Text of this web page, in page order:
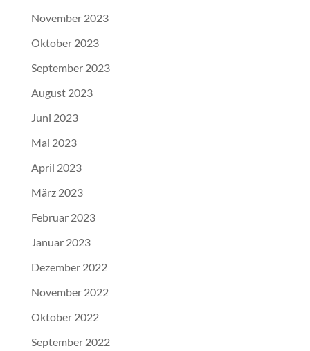
November 2023
Oktober 2023
September 2023
August 2023
Juni 2023
Mai 2023
April 2023
März 2023
Februar 2023
Januar 2023
Dezember 2022
November 2022
Oktober 2022
September 2022